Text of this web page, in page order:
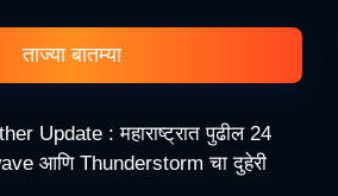
ताज्या बातम्या
Update : महाराष्ट्रात पुढील 24
आणि Thunderstorm चा दुहेरी